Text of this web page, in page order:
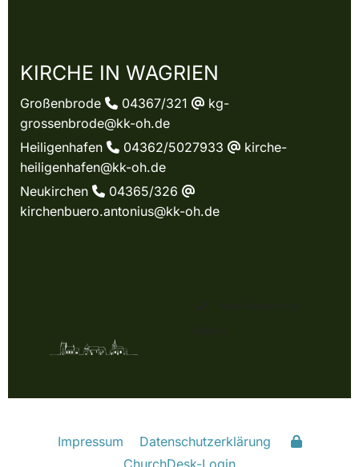
KIRCHE IN WAGRIEN
Großenbrode  04367/321 @ kg-
grossenbrode@kk-oh.de
Heiligenhafen  04362/5027933 @ kirche-
heiligenhafen@kk-oh.de
Neukirchen  04365/326 @
kirchenbuero.antonius@kk-oh.de
Impressum
Datenschutzerklärung